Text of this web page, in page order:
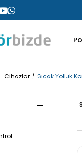
Cihazlar Sıcak Yolluk